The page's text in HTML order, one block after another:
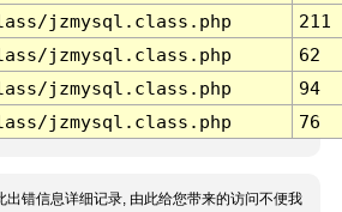
jzmysql.class.php
211
jzmysql.class.php
62
jzmysql.class.php
94
jzmysql.class.php 76
出错信息详细记录, 由此给您带来的访问不便我